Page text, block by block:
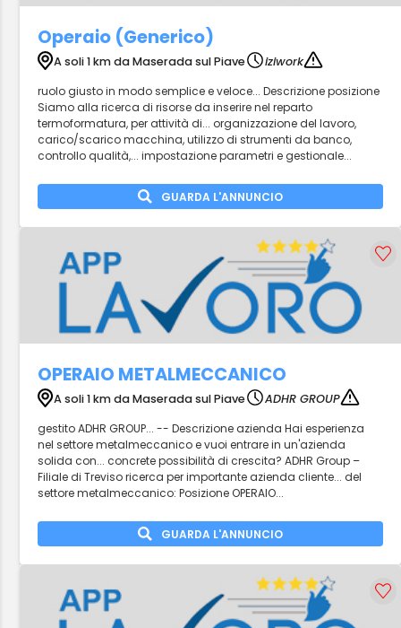
Operaio (Generico)
A soli 1 km da Maserada sul Piave
iziwork
ruolo giusto in modo semplice e veloce... Descrizione posizione
Siamo alla ricerca di risorse da inserire nel reparto
termoformatura, per attività di... organizzazione del lavoro,
carico/scarico macchina, utilizzo di strumenti da banco,
controllo qualità,... impostazione parametri e gestionale...
GUARDA L'ANNUNCIO
OPERAIO METALMECCANICO
A soli 1 km da Maserada sul Piave
ADHR GROUP
gestito ADHR GROUP... -- Descrizione azienda Hai esperienza
nel settore metalmeccanico e vuoi entrare in un'azienda
solida con... concrete possibilità di crescita? ADHR Group –
Filiale di Treviso ricerca per importante azienda cliente... del
settore metalmeccanico: Posizione OPERAIO...
GUARDA L'ANNUNCIO